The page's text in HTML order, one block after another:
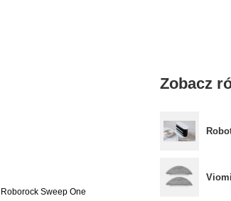
Sweep One
Zobacz